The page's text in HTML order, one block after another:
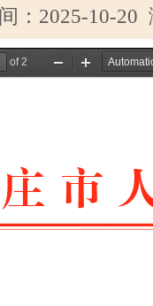
：2025-10-20